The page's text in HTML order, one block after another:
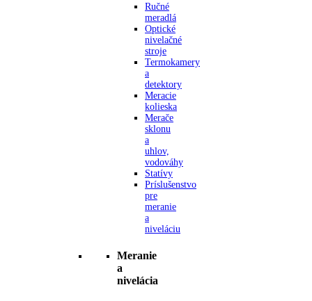
Ručné
meradlá
Optické
nivelačné
stroje
Termokamery
a
detektory
Meracie
kolieska
Merače
sklonu
a
uhlov,
vodováhy
Statívy
Príslušenstvo
pre
meranie
a
niveláciu
Meranie
a
nivelácia